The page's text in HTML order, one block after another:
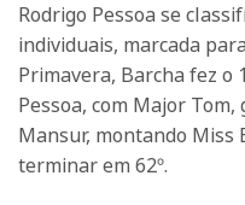
Rodrigo Pessoa se
individuais, marcada
Primavera, Barcha fez o
Pessoa, com Major
Mansur, montando Miss
terminar em 62º.